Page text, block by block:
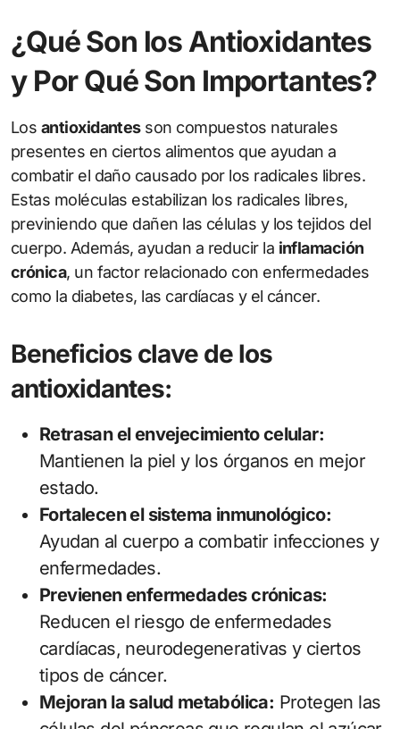
¿Qué Son los Antioxidantes
y Por Qué Son Importantes?
Los antioxidantesson compuestos naturales
presentes en ciertos alimentos que ayudan a
combatir el daño causado por los radicales libres.
Estas moléculas estabilizan los radicales libres,
previniendo que dañen las células y los tejidos del
cuerpo. Además, ayudan a reducir la inflamación
crónica, un factor relacionado con enfermedades
como la diabetes, las cardíacas y el cáncer.
Beneficios clave de los
antioxidantes:
Retrasan el envejecimiento celular:
Mantienen la piel y los órganos en mejor
estado.
Fortalecen el sistema inmunológico:
Ayudan al cuerpo a combatir infecciones y
enfermedades.
Previenen enfermedades crónicas:
Reducen el riesgo de enfermedades
cardíacas, neurodegenerativas y ciertos
tipos de cáncer.
Mejoran la salud metabólica: Protegen las